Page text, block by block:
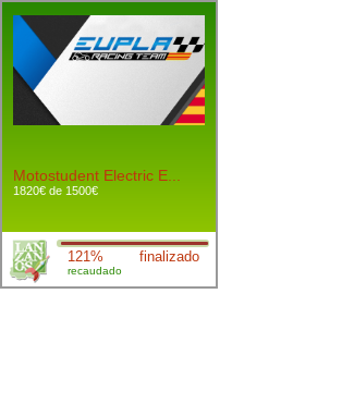
Motostudent Electric E...
1820€ de 1500€
121%
recaudado
finalizado